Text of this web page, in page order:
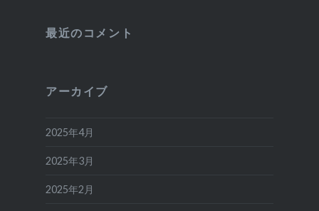
最近のコメント
アーカイブ
2025年4月
2025年3月
2025年2月